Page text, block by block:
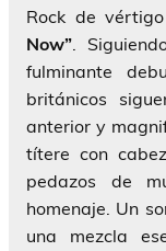
Rock de
Now”.
fulminante
británicos
anterior y
títere con
pedazos de
homenaje. Un
una mezcla